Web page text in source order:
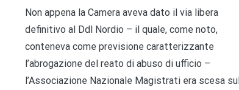
Non appena la Camera aveva dato il via libera
definitivo al Ddl Nordio – il quale, come noto,
conteneva come previsione caratterizzante
l’abrogazione del reato di abuso di ufficio –
l’Associazione Nazionale Magistrati era scesa